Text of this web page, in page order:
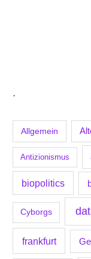
.
Allgemein
Antizionismus
biopolitics
Cyborgs
frankfurt